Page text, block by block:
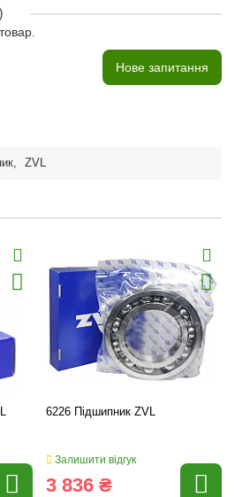
Нове запитання
, ZVL
6226 Підшипник ZVL
Залишити відгук
3 836 ₴